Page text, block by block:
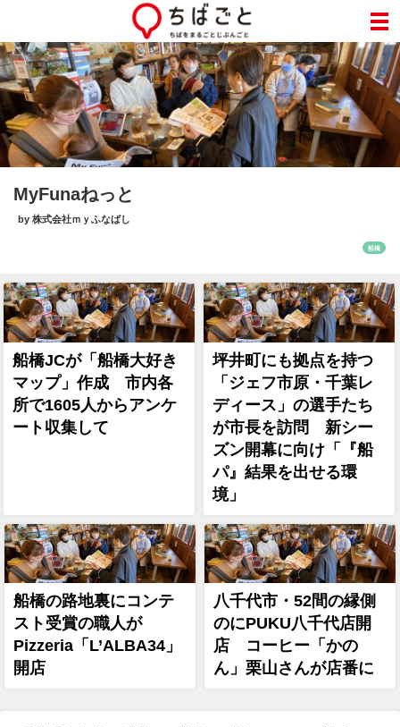
MyFunaねっと
by 株式会社ｍｙふなばし
船橋
船橋JCが「船橋大好き
マップ」作成 市内各
所で1605人からアンケ
ート収集して
坪井町にも拠点を持つ
「ジェフ市原・千葉レ
ディース」の選手たち
が市長を訪問 新シー
ズン開幕に向け「『船
パ』結果を出せる環
境」
船橋の路地裏にコンテ
スト受賞の職人が
Pizzeria「L’ALBA34」
開店
八千代市・52間の縁側
のにPUKU八千代店開
店 コーヒー「かの
ん」栗山さんが店番に